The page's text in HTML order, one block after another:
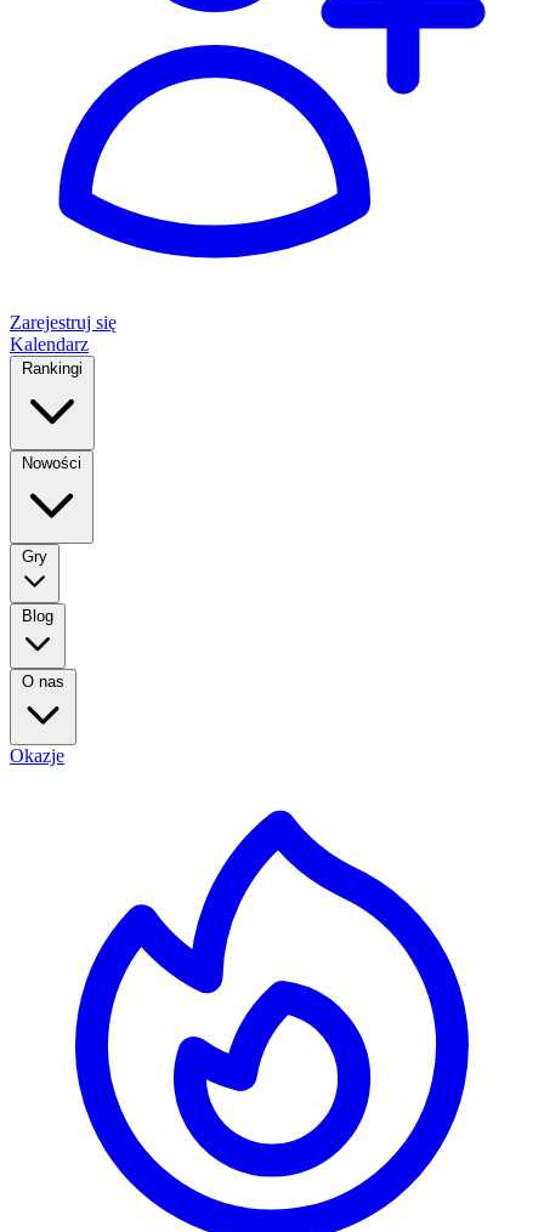
Zarejestruj się
Kalendarz
Rankingi
Nowości
Gry
Blog
O nas
Okazje